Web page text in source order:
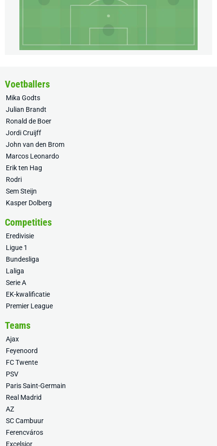
Voetballers
Mika Godts
Julian Brandt
Ronald de Boer
Jordi Cruijff
John van den Brom
Marcos Leonardo
Erik ten Hag
Rodri
Sem Steijn
Kasper Dolberg
Competities
Eredivisie
Ligue 1
Bundesliga
Laliga
Serie A
EK-kwalificatie
Premier League
Teams
Ajax
Feyenoord
FC Twente
PSV
Paris Saint-Germain
Real Madrid
AZ
SC Cambuur
Ferencváros
Excelsior